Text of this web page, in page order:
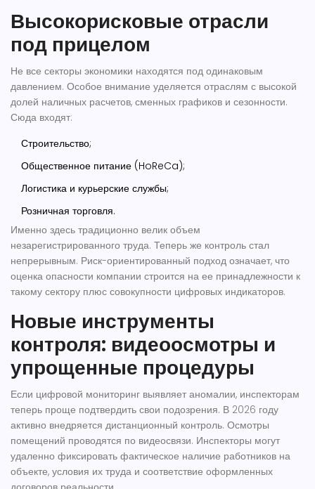
Высокорисковые отрасли
под прицелом
Не все секторы экономики находятся под одинаковым
давлением. Особое внимание уделяется отраслям с высокой
долей наличных расчетов, сменных графиков и сезонности.
Сюда входят:
Строительство;
Общественное питание (HoReCa);
Логистика и курьерские службы;
Розничная торговля.
Именно здесь традиционно велик объем
незарегистрированного труда. Теперь же контроль стал
непрерывным. Риск-ориентированный подход означает, что
оценка опасности компании строится на ее принадлежности к
такому сектору плюс совокупности цифровых индикаторов.
Новые инструменты
контроля: видеоосмотры и
упрощенные процедуры
Если цифровой мониторинг выявляет аномалии, инспекторам
теперь проще подтвердить свои подозрения. В 2026 году
активно внедряется дистанционный контроль. Осмотры
помещений проводятся по видеосвязи. Инспекторы могут
удаленно фиксировать фактическое наличие работников на
объекте, условия их труда и соответствие оформленных